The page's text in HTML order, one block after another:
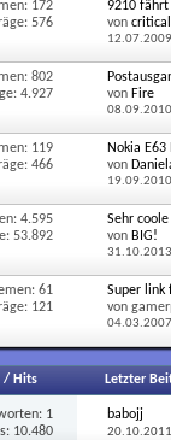
172
576
9210
von
12.07.2009
802
4.927
von Fire
08.09.2010
119
466
Nokia
von
19.09.2010
4.595
53.892
Sehr
von BIG!
31.10.2013
61
121
Super link
von
04.03.2007
/ Hits Letzter
1
10.480
babojj
20.10.2011